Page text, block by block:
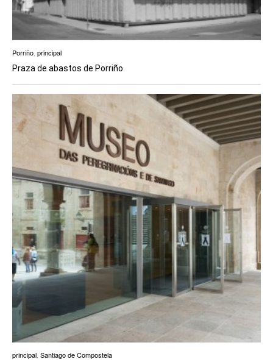
Porriño principal
Praza de abastos de Porriño
principal Santiago de Compostela